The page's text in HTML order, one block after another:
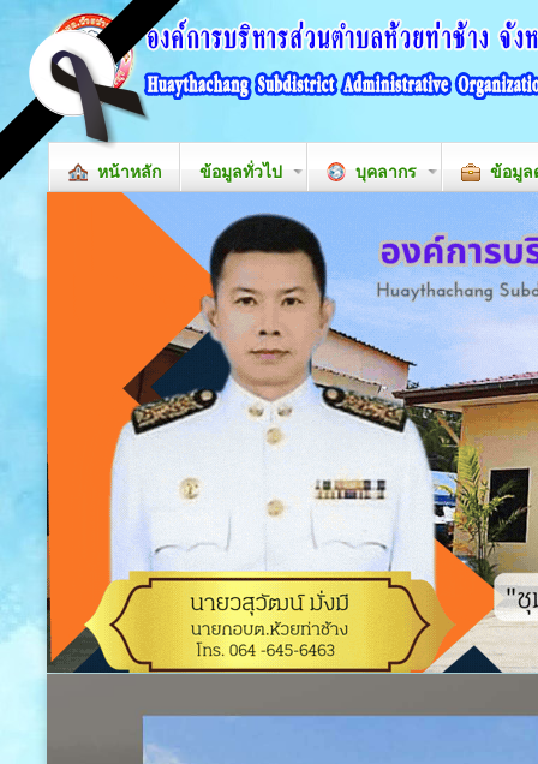
หน้าหลัก ข้อมูลทั่วไป บุคลากร ข้อมูล